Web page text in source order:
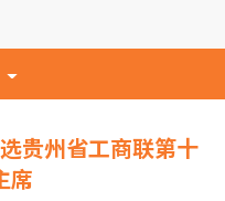
贵州省工商联第十
席